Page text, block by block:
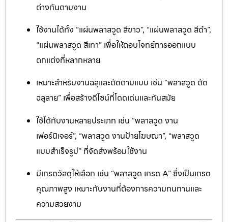
ต่างกันตามงาน
ใช้งานได้ทั้ง “แผ่นพลาสวูด สีขาว”, “แผ่นพลาสวูด สีดำ”,
“แผ่นพลาสวูด สีเทา” เพื่อให้ตอบโจทย์การออกแบบ
ตกแต่งที่หลากหลาย
เหมาะสำหรับงานฉลุและตัดตามแบบ เช่น “พลาสวูด ตัด
ฉลุลาย” เพื่อสร้างดีไซน์ที่โดดเด่นและทันสมัย
ใช้ได้กับงานหลายประเภท เช่น “พลาสวูด งาน
เฟอร์นิเจอร์”, “พลาสวูด งานป้ายโฆษณา”, “พลาสวูด
แบบสำเร็จรูป” ที่จัดส่งพร้อมใช้งาน
มีเกรดวัสดุให้เลือก เช่น “พลาสวูด เกรด A” ซึ่งเป็นเกรด
คุณภาพสูง เหมาะกับงานที่ต้องการความทนทานและ
ความสวยงาม